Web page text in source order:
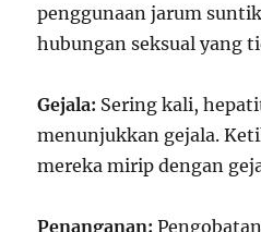
penggunaan jarum
hubungan seksual yang
Gejala: Sering kali,
menunjukkan gejala.
mereka mirip dengan
Penanganan: